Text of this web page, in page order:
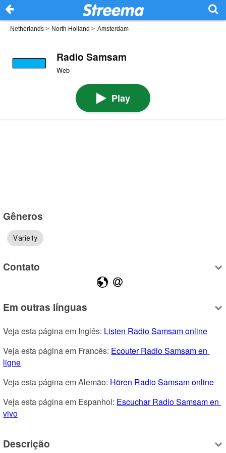
Netherlands > North Holland > Amsterdam
Radio Samsam
Web
Play
Gêneros
Variety
Contato
Em outras línguas
Veja esta página em Inglês: Listen Radio Samsam online
Veja esta página em Francês: Ecouter Radio Samsam en
ligne
Veja esta página em Alemão: Hören Radio Samsam online
Veja esta página em Espanhol: Escuchar Radio Samsam en
vivo
Descrição